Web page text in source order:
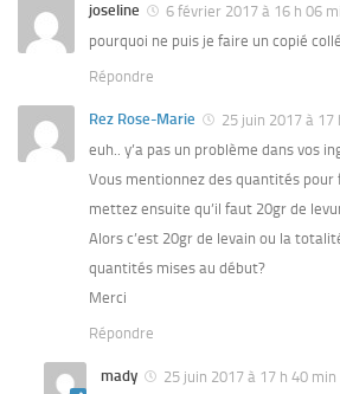
joseline
6 février 2017 à 16 h 06
pourquoi ne puis je faire un copié
Répondre
Rez Rose-Marie
25 juin 2017 à 17
euh.. y’a pas un problème dans vos
Vous mentionnez des quantités pour
mettez ensuite qu’il faut 20gr de
Alors c’est 20gr de levain ou la
quantités mises au début?
Merci
Répondre
mady
25 juin 2017 à 17 h 40 min